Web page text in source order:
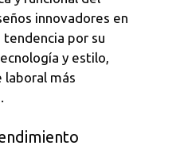
innovadores en
por su
y estilo,
laboral más